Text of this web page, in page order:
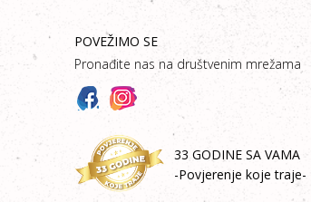
POVEŽIMO SE
Pronađite nas na društvenim mrežama
33 GODINE SA VAMA
-Povjerenje koje traje-